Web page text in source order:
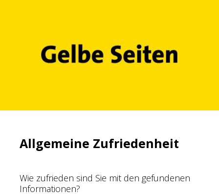
Allgemeine Zufriedenheit
Wie zufrieden sind Sie mit den gefundenen
Informationen?